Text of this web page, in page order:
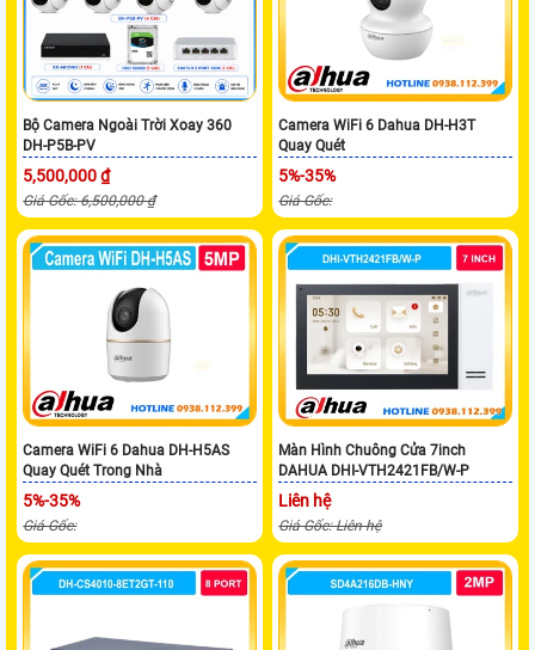
Bộ Camera Ngoài Trời Xoay 360
DH-P5B-PV
5,500,000 ₫
Giá Gốc: 6,500,000 ₫
Camera WiFi 6 Dahua DH-H3T
Quay Quét
5%-35%
Giá Gốc:
Camera WiFi 6 Dahua DH-H5AS
Quay Quét Trong Nhà
5%-35%
Giá Gốc:
Màn Hình Chuông Cửa 7inch
DAHUA DHI-VTH2421FB/W-P
Liên hệ
Giá Gốc: Liên hệ